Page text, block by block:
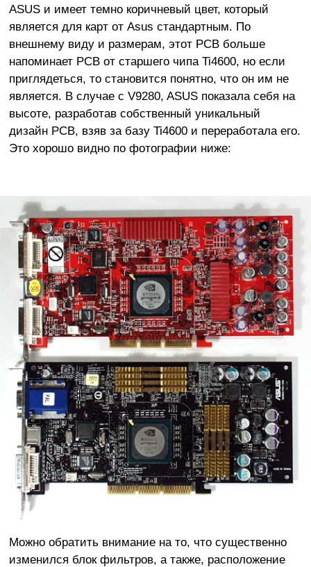
ASUS и имеет темно коричневый цвет, который
является для карт от Asus стандартным. По
внешнему виду и размерам, этот PCB больше
напоминает PCB от старшего чипа Ti4600, но если
приглядеться, то становится понятно, что он им не
является. В случае с V9280, ASUS показала себя на
высоте, разработав собственный уникальный
дизайн PCB, взяв за базу Ti4600 и переработала его.
Это хорошо видно по фотографии ниже:
Можно обратить внимание на то, что существенно
изменился блок фильтров, а также, расположение